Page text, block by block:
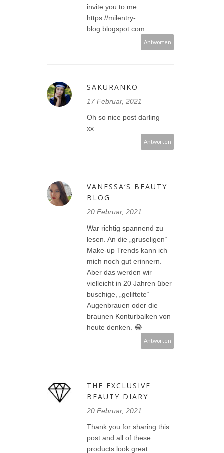
invite you to me
https://milentry-
blog.blogspot.com
Antworten
SAKURANKO
17 Februar, 2021
Oh so nice post darling
xx
Antworten
VANESSA‘S BEAUTY
BLOG
20 Februar, 2021
War richtig spannend zu
lesen. An die „gruseligen“
Make-up Trends kann ich
mich noch gut erinnern.
Aber das werden wir
vielleicht in 20 Jahren über
buschige, „geliftete“
Augenbrauen oder die
braunen Konturbalken von
heute denken. 😂
Antworten
THE EXCLUSIVE
BEAUTY DIARY
20 Februar, 2021
Thank you for sharing this
post and all of these
products look great.